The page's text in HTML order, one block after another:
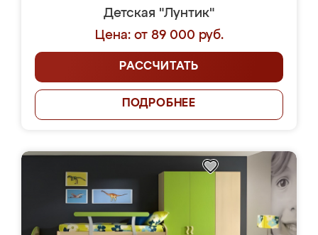
Детская "Лунтик"
Цена: от 89 000 руб.
РАССЧИТАТЬ
ПОДРОБНЕЕ